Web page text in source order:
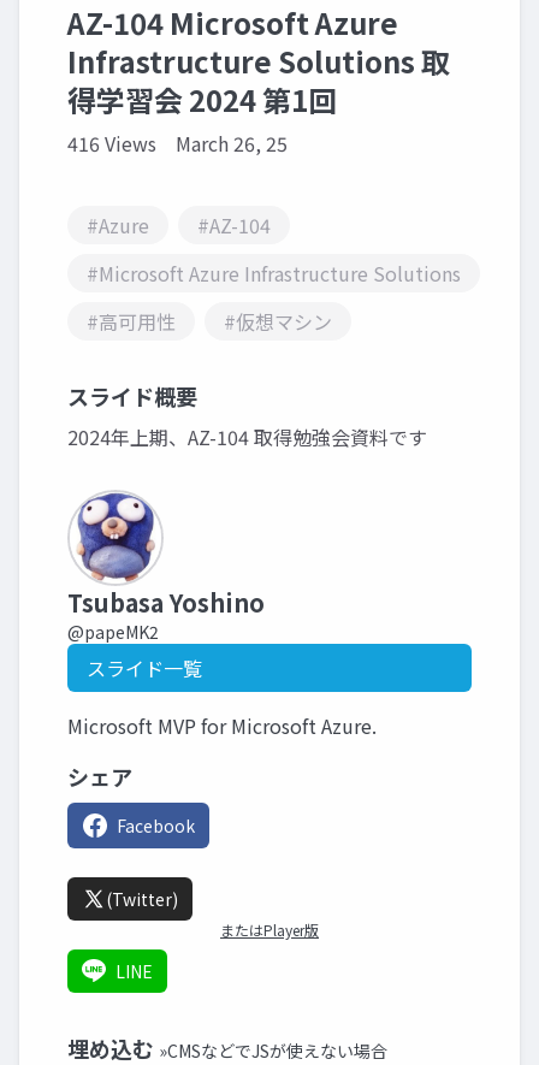
AZ-104 Microsoft Azure
Infrastructure Solutions 取
得学習会 2024 第1回
416 Views March 26, 25
#Azure
#AZ-104
#Microsoft Azure Infrastructure Solutions
#高可用性
#仮想マシン
スライド概要
2024年上期、AZ-104 取得勉強会資料です
Tsubasa Yoshino
@papeMK2
スライド一覧
Microsoft MVP for Microsoft Azure.
シェア
Facebook
(Twitter)
またはPlayer版
LINE
埋め込む »CMSなどでJSが使えない場合